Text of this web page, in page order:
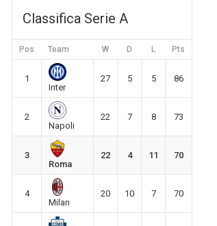
Classifica Serie A
Pos Team W D L Pts
1
Inter
27 5 5 86
2
Napoli
22 7 8 73
3
Roma
22 4 11 70
4
Milan
20 10 7 70